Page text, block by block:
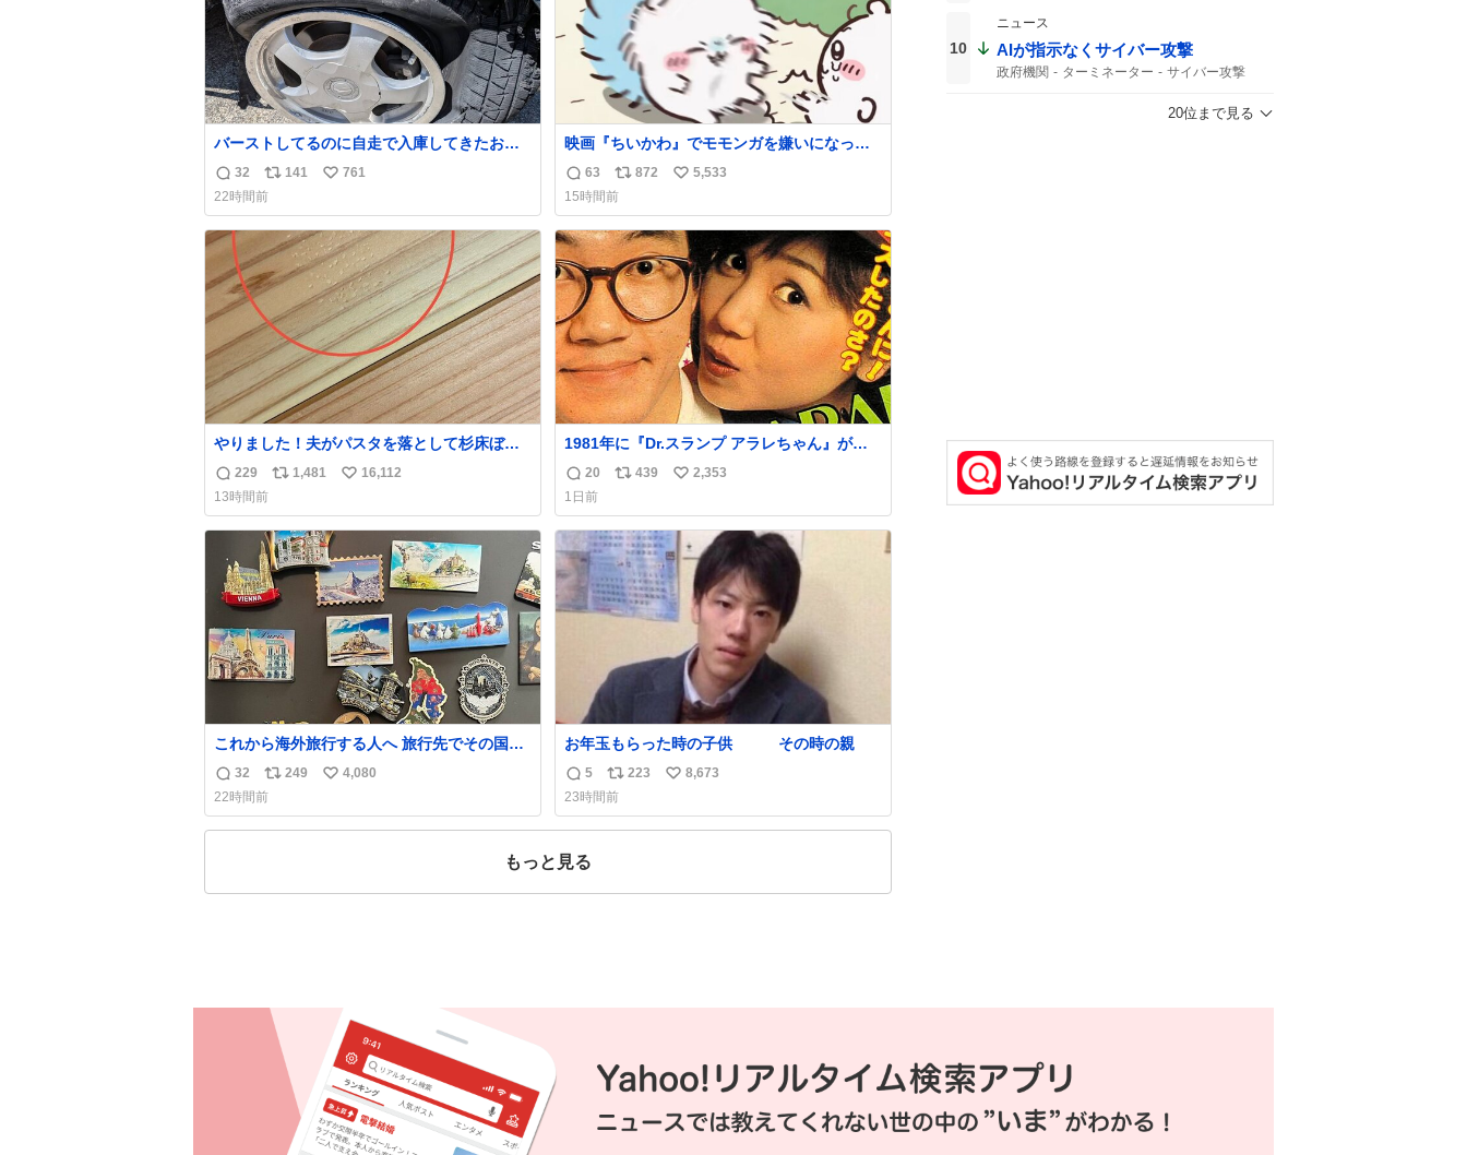
バーストしてるのに自走で入庫してきたお客
さん バーストしたならその場で動かないで助
け呼んで下さい😰 保険にロードサービス付い
てて金銭負担も無いんですから これで走る
と、壊さなくていい所まで壊しちゃいますか
ら 実際、外装ダメージ、ABSセンサ断線、ブ
レーキホースも傷入っちゃってます…
返
信
数
32
リ
ポ
ス
ト
数
141
い
ね
数
761
22時間前
映画『ちいかわ』でモモンガを嫌いになった
人へ それでも愛される理由と可能性 kai-
you.net/article/96186 『映画ちいかわ 人魚の
島のひみつ』を3回観て、原作も追っている筆
者が、モモンガの名誉回復を試みようとする
記事です。ちいかわ初心者向けです🖊
返
信
数
63
リ
ポ
ス
ト
数
872
い
ね
数
5,533
15時間前
やりました！夫がパスタを落として杉床ぼこ
ぼこしました！よかったーーー！ファースト
ぼこぼこ自分じゃなくて！これで第二波いつ
でもいけます！！！✌️いやーほっとした！ 杉
床を採用しようとしている方々へ忠告です。
杉床は乾燥パスタに負けます。豆腐くらいや
わやわです。
返
信
数
229
リ
ス
ト
数
1,481
い
ね
数
16,112
13時間前
1981年に『Dr.スランプ アラレちゃん』が放
映開始された直後の鳥山明さんと、小山茉美
さんです。
返
信
数
20
リ
ス
ト
数
439
い
ね
数
2,353
1日前
これから海外旅行する人へ 旅行先でその国や
都市を象徴する マグネットを買って欲しい。
僕は交換留学してた1年間で20カ国回ったけ
ど、旅行先で必ずマグネットを買い、今は家
の冷蔵庫に貼ってる。 交換留学が終わって1
返
信
数
32
リ
ポ
ス
249
い
ね
4,080
22時間前
お年玉もらった時の子供 その時の親
返
信
数
5
リ
ポ
ス
223
い
ね
8,673
23時間前
もっと見る
地震情報
天草・芦北地方
M4.8
津波の心配はありません
震源の深さ
緊急地震速報
地震速報
深さ10km
10
ニュース
AIが指示なくサイバー攻撃
政府機関 ターミネーター サイバー攻撃
20位まで見る